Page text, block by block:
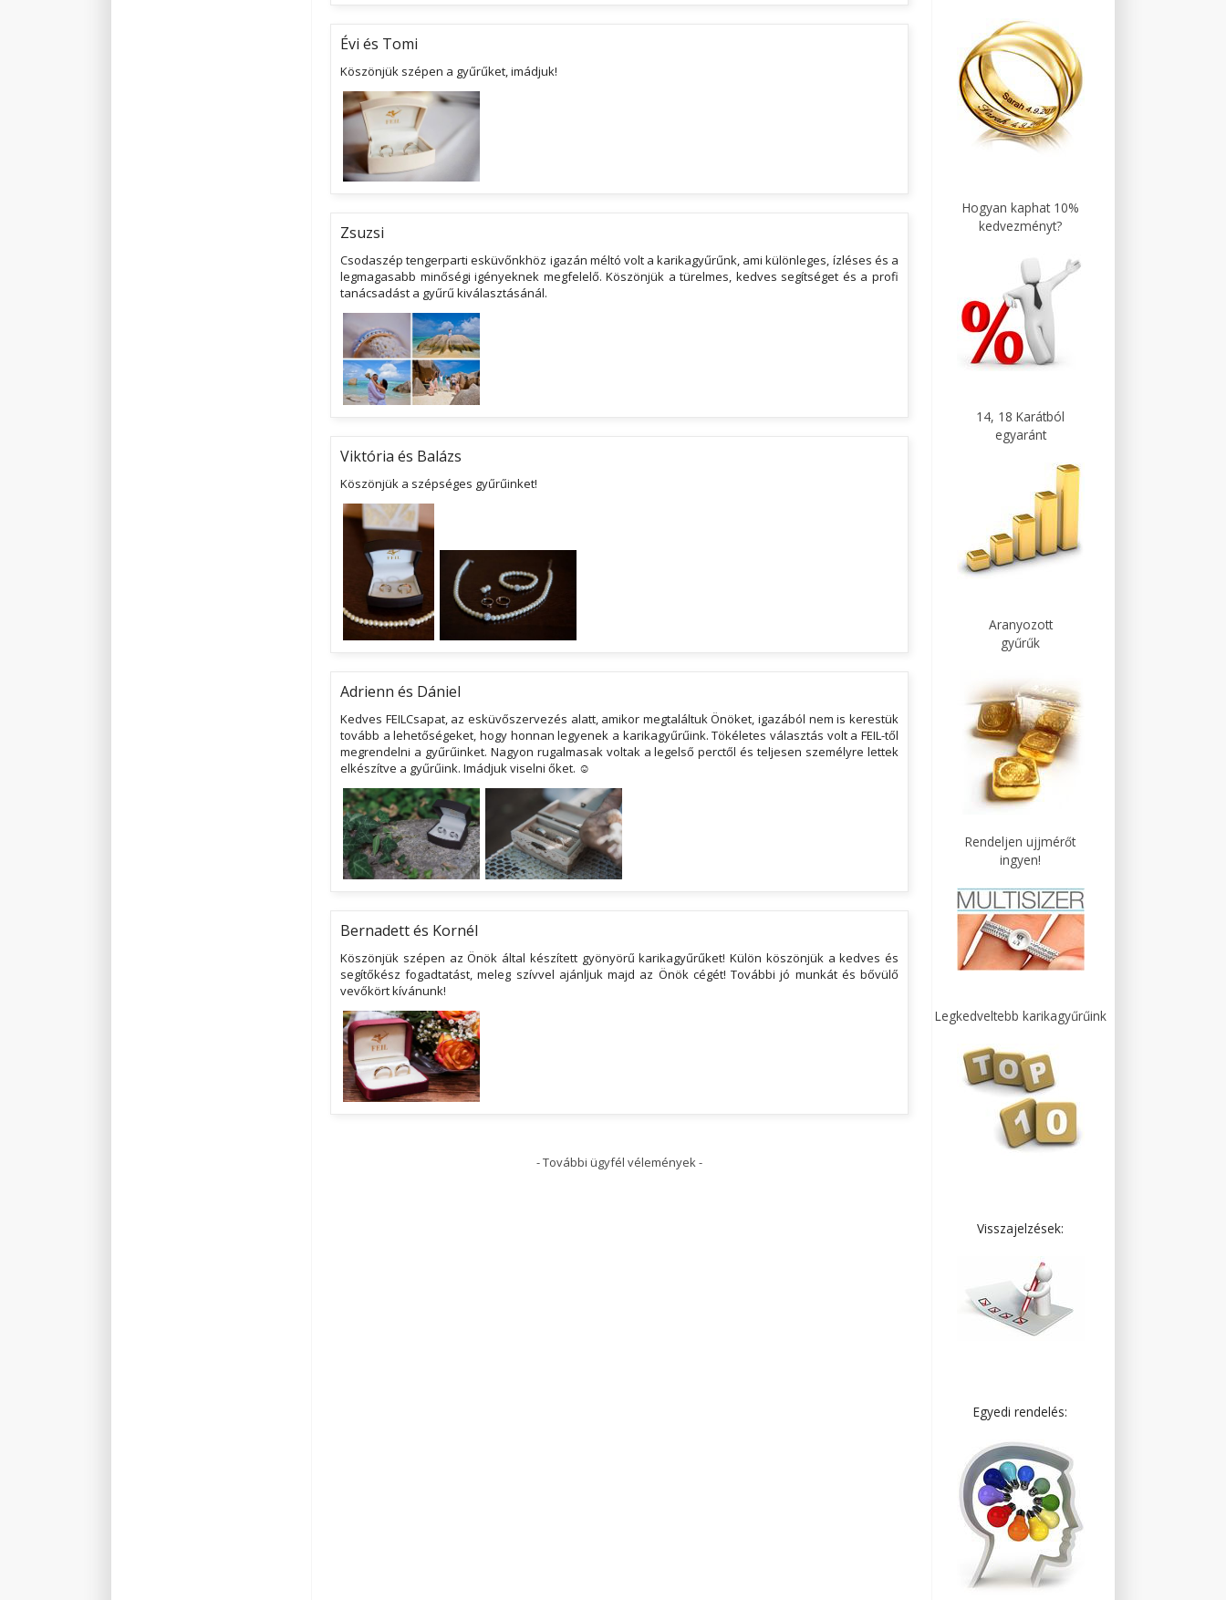
Évi és Tomi
Köszönjük szépen a gyűrűket, imádjuk!
Zsuzsi
Csodaszép tengerparti esküvőnkhöz igazán méltó volt a karikagyűrűnk, ami különleges, ízléses és a
legmagasabb minőségi igényeknek megfelelő. Köszönjük a türelmes, kedves segítséget és a profi
tanácsadást a gyűrű kiválasztásánál.
Viktória és Balázs
Köszönjük a szépséges gyűrűinket!
Adrienn és Dániel
Kedves FEILCsapat, az esküvőszervezés alatt, amikor megtaláltuk Önöket, igazából nem is kerestük
tovább a lehetőségeket, hogy honnan legyenek a karikagyűrűink. Tökéletes választás volt a FEIL-től
megrendelni a gyűrűinket. Nagyon rugalmasak voltak a legelső perctől és teljesen személyre lettek
elkészítve a gyűrűink. Imádjuk viselni őket. ☺
Bernadett és Kornél
Köszönjük szépen az Önök által készített gyönyörű karikagyűrűket! Külön köszönjük a kedves és
segítőkész fogadtatást, meleg szívvel ajánljuk majd az Önök cégét! További jó munkát és bővülő
vevőkört kívánunk!
- További ügyfél vélemények -
Hogyan kaphat 10%
kedvezményt?
14, 18 Karátból
egyaránt
Aranyozott
gyűrűk
Rendeljen ujjmérőt
ingyen!
Legkedveltebb karikagyűrűink
Visszajelzések:
Egyedi rendelés: